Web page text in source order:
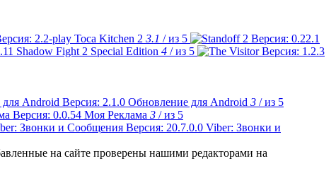
Toca Kitchen 2 3.1 / из 5
Shadow Fight 2 Special Edition 4 / из 5
Обновление для Android 3 / из 5
Моя Реклама 3 / из 5
Viber: Звонки и
на сайте проверены нашими редакторами на